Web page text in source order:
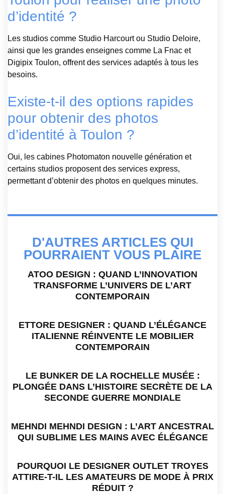
d’identité ?
Les studios comme Studio Harcourt ou Studio Deloire,
ainsi que les grandes enseignes comme La Fnac et
Digipix Toulon, offrent des services adaptés à tous les
besoins.
Existe-t-il des options rapides
pour obtenir des photos
d’identité à Toulon ?
Oui, les cabines Photomaton nouvelle génération et
certains studios proposent des services express,
permettant d’obtenir des photos en quelques minutes.
D'AUTRES ARTICLES QUI
POURRAIENT VOUS PLAIRE
ATOO DESIGN : QUAND L’INNOVATION
TRANSFORME L’UNIVERS DE L’ART
CONTEMPORAIN
ETTORE DESIGNER : QUAND L’ÉLÉGANCE
ITALIENNE RÉINVENTE LE MOBILIER
CONTEMPORAIN
LE BUNKER DE LA ROCHELLE MUSÉE :
PLONGÉE DANS L’HISTOIRE SECRÈTE DE LA
SECONDE GUERRE MONDIALE
MEHNDI MEHNDI DESIGN : L’ART ANCESTRAL
QUI SUBLIME LES MAINS AVEC ÉLÉGANCE
POURQUOI LE DESIGNER OUTLET TROYES
ATTIRE-T-IL LES AMATEURS DE MODE À PRIX
RÉDUIT ?